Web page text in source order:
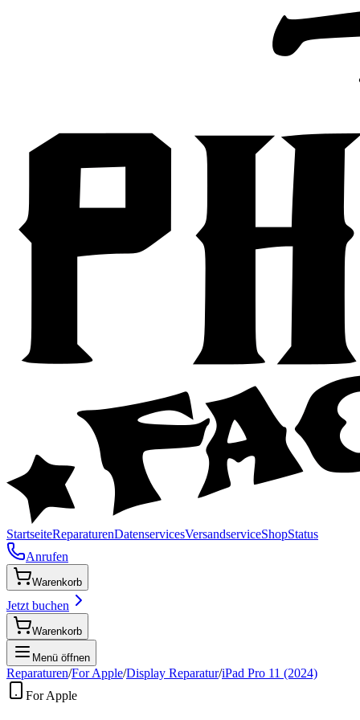
StartseiteReparaturenDatenservicesVersandserviceShopStatus
Anrufen
Warenkorb
Jetzt buchen
Warenkorb
Menü öffnen
Reparaturen/For Apple/Display Reparatur/iPad Pro 11 (2024)
For Apple